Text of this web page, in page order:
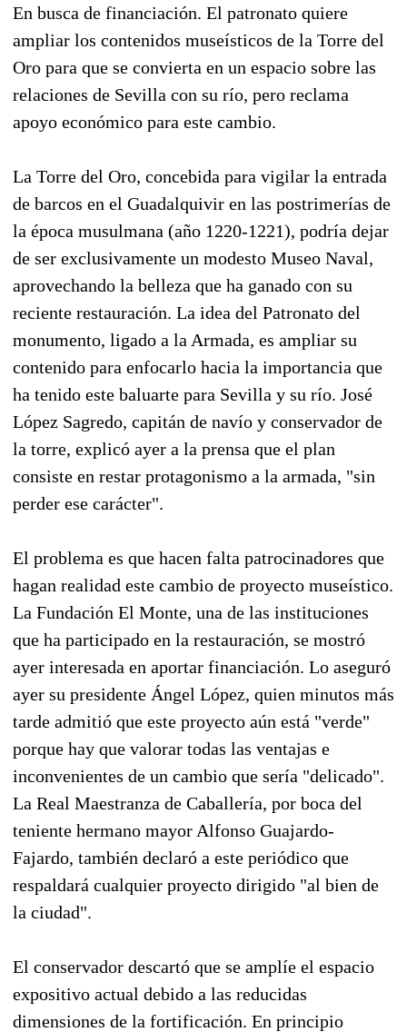
En busca de financiación. El patronato quiere
ampliar los contenidos museísticos de la Torre del
Oro para que se convierta en un espacio sobre las
relaciones de Sevilla con su río, pero reclama
apoyo económico para este cambio.
La Torre del Oro, concebida para vigilar la entrada
de barcos en el Guadalquivir en las postrimerías de
la época musulmana (año 1220-1221), podría dejar
de ser exclusivamente un modesto Museo Naval,
aprovechando la belleza que ha ganado con su
reciente restauración. La idea del Patronato del
monumento, ligado a la Armada, es ampliar su
contenido para enfocarlo hacia la importancia que
ha tenido este baluarte para Sevilla y su río. José
López Sagredo, capitán de navío y conservador de
la torre, explicó ayer a la prensa que el plan
consiste en restar protagonismo a la armada, "sin
perder ese carácter".
El problema es que hacen falta patrocinadores que
hagan realidad este cambio de proyecto museístico.
La Fundación El Monte, una de las instituciones
que ha participado en la restauración, se mostró
ayer interesada en aportar financiación. Lo aseguró
ayer su presidente Ángel López, quien minutos más
tarde admitió que este proyecto aún está "verde"
porque hay que valorar todas las ventajas e
inconvenientes de un cambio que sería "delicado".
La Real Maestranza de Caballería, por boca del
teniente hermano mayor Alfonso Guajardo-
Fajardo, también declaró a este periódico que
respaldará cualquier proyecto dirigido "al bien de
la ciudad".
El conservador descartó que se amplíe el espacio
expositivo actual debido a las reducidas
dimensiones de la fortificación. En principio